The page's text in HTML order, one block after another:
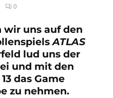
0
uns auf den
ATLAS
lud uns der
und mit den
das Game
zu nehmen.